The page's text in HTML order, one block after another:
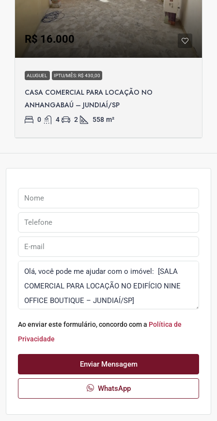
R$ 16.000
ALUGUEL IPTU/MÊS: R$ 430,00
CASA COMERCIAL PARA LOCAÇÃO NO
ANHANGABAÚ – JUNDIAÍ/SP
0 4 2 558 m²
Ao enviar este formulário, concordo com a Política de
Privacidade
Enviar Mensagem
WhatsApp